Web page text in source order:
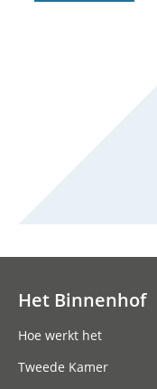
Het Binnenhof
Hoe werkt het
Tweede Kamer